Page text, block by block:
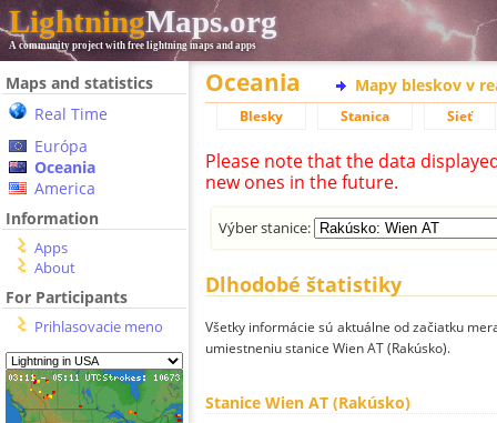
LightningMaps.org
A community project with free lightning maps and apps
Maps and statistics
Real Time
Európa
Oceania
America
Information
Apps
About
For Participants
Prihlasovacie meno
Oceania Mapy bleskov v
Blesky Stanica Sieť
Please note that the data
new ones in the future.
Výber stanice:
Dlhodobé štatistiky
Všetky informácie sú aktuálne od začiatku
umiestneniu stanice Wien AT (Rakúsko).
Stanice Wien AT (Rakúsko)